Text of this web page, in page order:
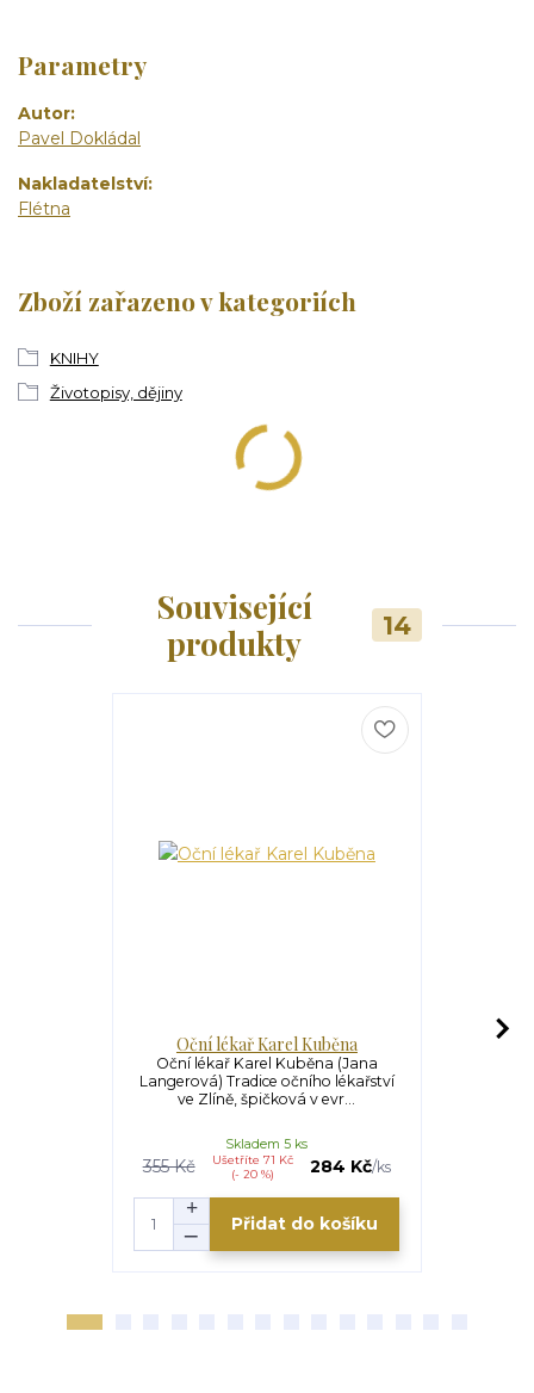
Parametry
Autor
Pavel Dokládal
Nakladatelství
Flétna
Zboží zařazeno v kategoriích
KNIHY
Životopisy, dějiny
Související
produkty
14
Oční lékař Karel Kuběna
Oční lékař Karel Kuběna (Jana
Langerová) Tradice očního lékařství
ve Zlíně, špičková v evr...
355 Kč
Ušetříte 71 Kč
(- 20 %)
284 Kč/ks
Skladem 5 ks
Přidat do košíku
Raduj se,